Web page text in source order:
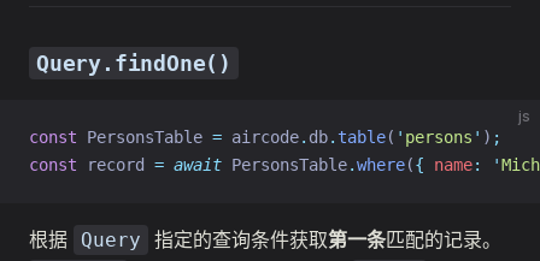
Query.findOne()
js
const PersonsTable = aircode. db. table( ' persons ' ) ;
const record = await PersonsTable.where({ name: '
根据 Query 指定的查询条件获取第一条匹配的记录。